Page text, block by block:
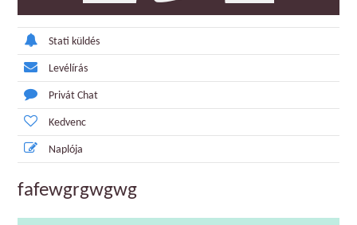
Stati küldés
Levélírás
Privát Chat
Kedvenc
Naplója
fafewgrgwgwg